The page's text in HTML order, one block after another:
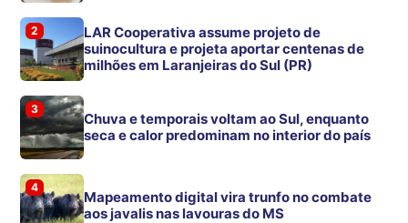
2
LAR Cooperativa assume projeto de
suinocultura e projeta aportar centenas de
milhões em Laranjeiras do Sul (PR)
3
Chuva e temporais voltam ao Sul, enquanto
seca e calor predominam no interior do país
4
Mapeamento digital vira trunfo no combate
aos javalis nas lavouras do MS